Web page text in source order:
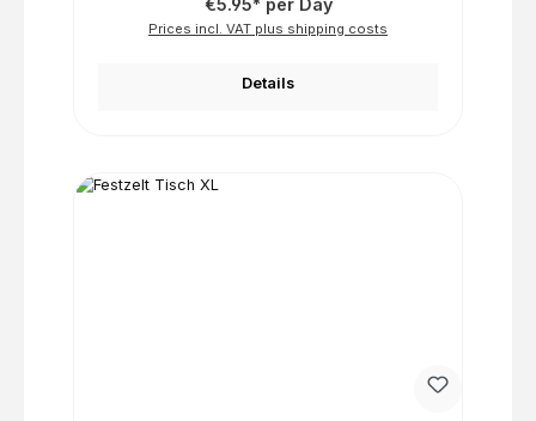
Prices incl. VAT plus shipping costs
Details